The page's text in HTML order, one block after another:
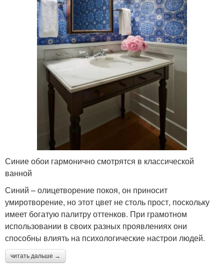
Синие обои гармонично смотрятся в классической
ванной
Синий – олицетворение покоя, он приносит
умиротворение, но этот цвет не столь прост, поскольку
имеет богатую палитру оттенков. При грамотном
использовании в своих разных проявлениях они
способны влиять на психологические настрои людей.
читать дальше →